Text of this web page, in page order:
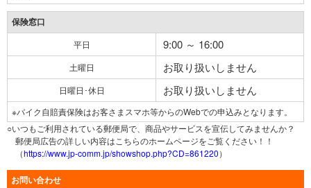
保険窓口
平日 9:00 ～ 16:00
土曜日 お取り扱いしません
日曜日･休日 お取り扱いしません
※バイク自賠責保険はお客さまスマホ等からのWebでの申込みとなります。
○いつもご利用されている郵便局で、商品やサービスを宣伝してみませんか？
郵便局広告の詳しい内容はこちらのホームページをご覧ください！！
（https://www.jp-comm.jp/showshop.php?CD=861220）
お問い合わせ